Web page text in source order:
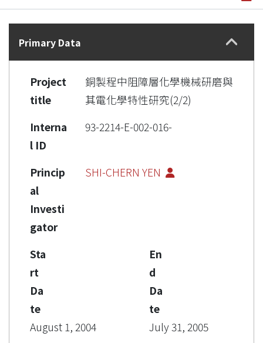
Statistics
Details
Primary Data
Project
title
銅製程中阻障層化學機械研磨與
其電化學特性研究(2/2)
Interna
l ID
93-2214-E-002-016-
Princip
al
Investi
gator
SHI-CHERN YEN
Sta
rt
Da
te
August 1, 2004
En
d
Da
te
July 31, 2005